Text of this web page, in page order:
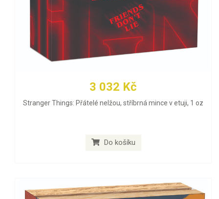
3 032 Kč
Stranger Things: Přátelé nelžou, stříbrná mince v etuji, 1 oz
Do košíku